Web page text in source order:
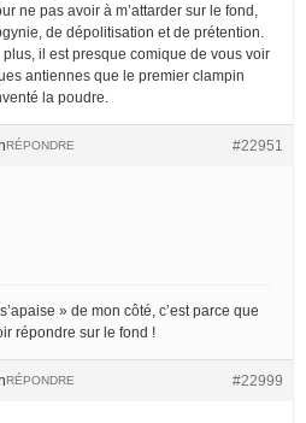
ne pas avoir à m’attarder sur le fond,
de dépolitisation et de prétention.
il est presque comique de vous voir
antiennes que le premier clampin
la poudre.
#22951
RÉPONDRE
» de mon côté, c’est parce que
répondre sur le fond !
#22999
RÉPONDRE